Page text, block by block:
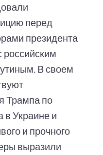
перед
президента
В своем
Трампа по
в Украине и
и прочного
выразили